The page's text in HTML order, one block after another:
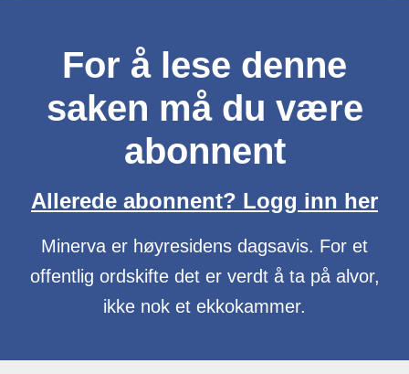
For å lese denne
saken må du være
abonnent
Allerede abonnent? Logg inn her
Minerva er høyresidens dagsavis. For et
offentlig ordskifte det er verdt å ta på alvor,
ikke nok et ekkokammer.